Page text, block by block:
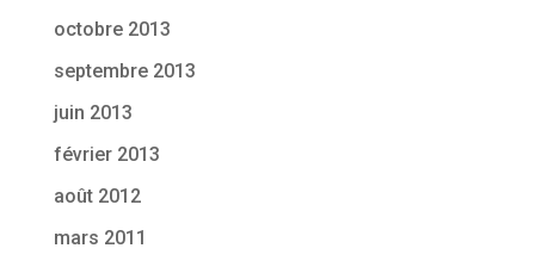
octobre 2013
septembre 2013
juin 2013
février 2013
août 2012
mars 2011